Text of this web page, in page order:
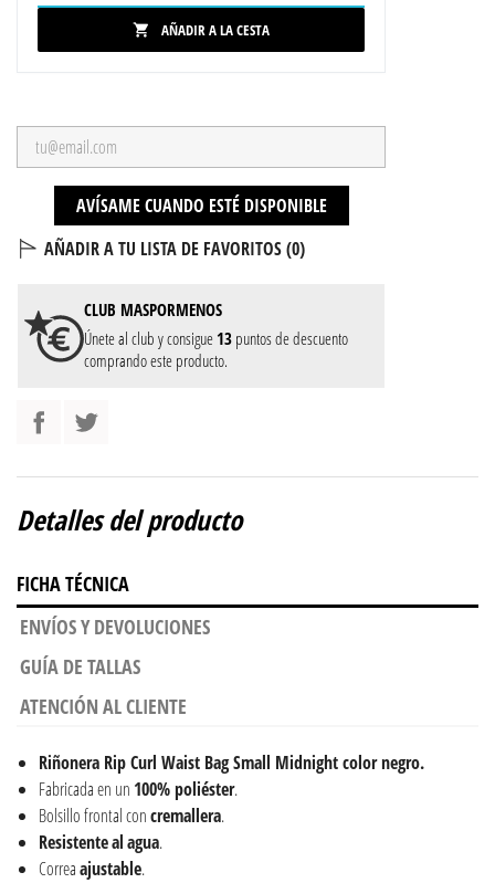
 AÑADIR A LA CESTA
AVÍSAME CUANDO ESTÉ DISPONIBLE
AÑADIR A TU LISTA DE FAVORITOS (0)
CLUB MASPORMENOS
Únete al club y consigue 13 puntos de descuento
comprando este producto.
Detalles del producto
FICHA TÉCNICA
ENVÍOS Y DEVOLUCIONES
GUÍA DE TALLAS
ATENCIÓN AL CLIENTE
Riñonera Rip Curl Waist Bag Small Midnight color negro.
Fabricada en un 100% poliéster.
Bolsillo frontal concremallera.
Resistentealagua.
Correaajustable.